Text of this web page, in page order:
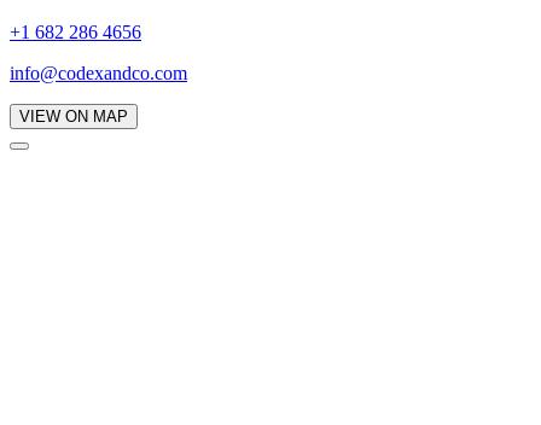
+1 682 286 4656
info@codexandco.com
VIEW ON MAP